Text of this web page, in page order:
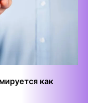
как